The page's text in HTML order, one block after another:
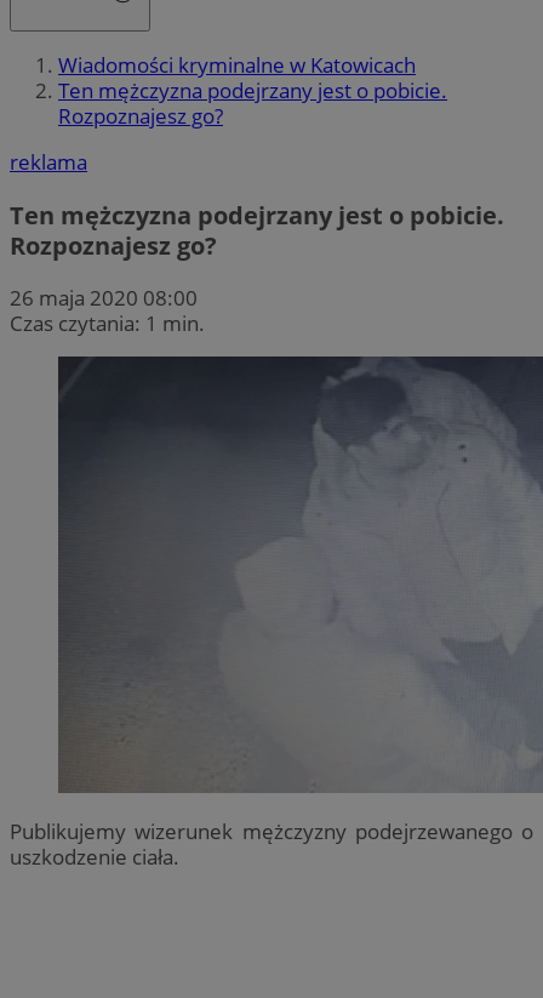
Wiadomości kryminalne w Katowicach
Ten mężczyzna podejrzany jest o pobicie.
Rozpoznajesz go?
reklama
Ten mężczyzna podejrzany jest o pobicie.
Rozpoznajesz go?
26 maja 2020 08:00
Czas czytania: 1 min.
Publikujemy wizerunek mężczyzny podejrzewanego o
uszkodzenie ciała.